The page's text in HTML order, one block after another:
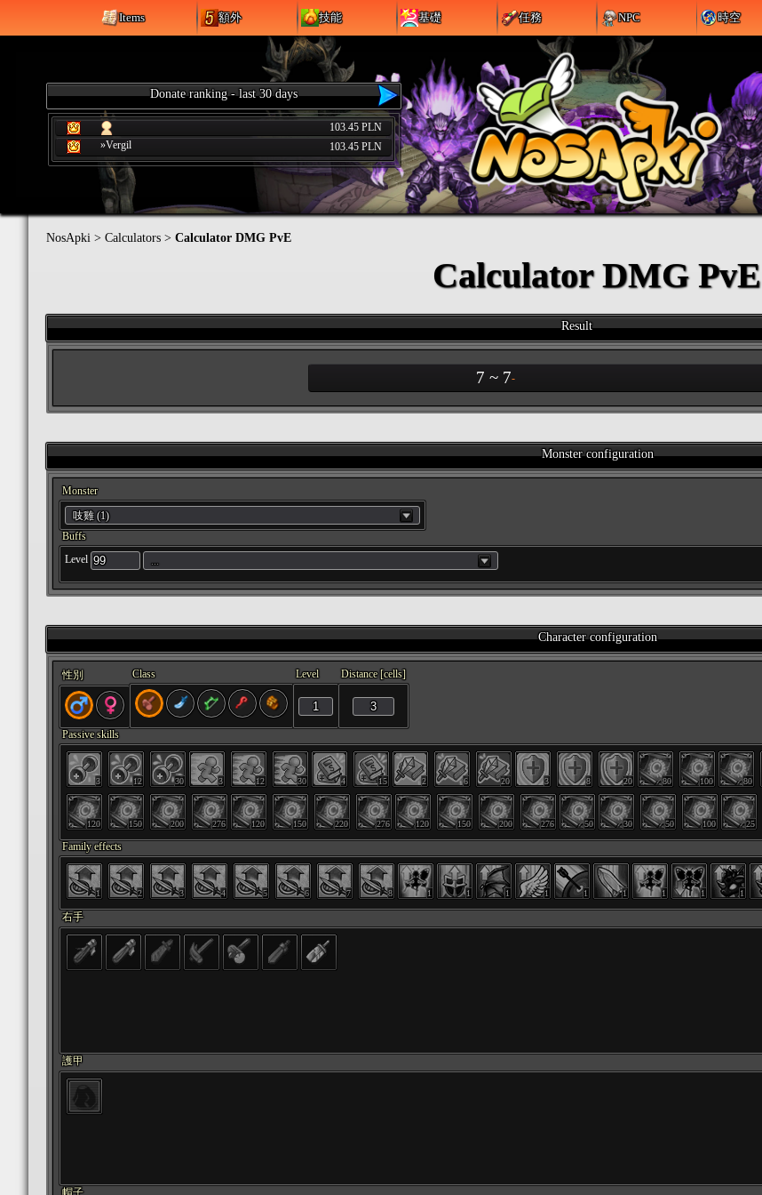
Items 額外 技能 基礎 任務 NPC 時空
Donate ranking - last 30 days
103.45 PLN
»Vergil
103.45 PLN
NosApki > Calculators > Calculator DMG PvE
Calculator DMG PvE
Result
7 ~ 7-
Monster configuration
Monster
吱雞 (1)
Buffs
Level
...
Character configuration
性別 Class Level Distance [cells]
Passive skills
3 12 30 3 12 30 4 15 2 6 20 3 8 20 80 100 80
120 150 200 276 120 150 220 276 120 150 200 276 50 30 50 100 25
Family effects
1 2 3 4 5 6 7 8 1 1 1 1 1 1 1 1 1
右手
護甲
帽子